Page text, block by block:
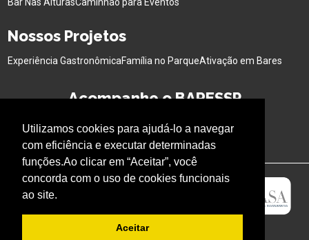
Utilizamos cookies para ajudá-lo a navegar
com eficiência e executar determinadas
funções.Ao clicar em “Aceitar”, você
concorda com o uso de cookies funcionais
ao site.
Aceitar
Bar Nas AlturasCaminhão para Eventos
Nossos Projetos
Experiência GastronômicaFamília no ParqueAtivação em Bares
Acompanhe o BARESSP